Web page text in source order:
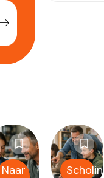
Naar
Scholing